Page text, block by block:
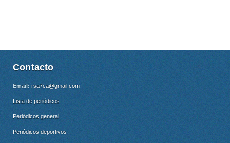
Contacto
Email: rsa7ca@gmail.com
Lista de periódicos
Periódicos general
Periódicos deportivos